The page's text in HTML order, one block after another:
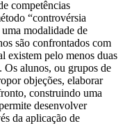
competências
“controvérsia
modalidade de
são confrontados com
existem pelo menos duas
Os alunos, ou grupos de
objeções, elaborar
construindo uma
desenvolver
da aplicação de